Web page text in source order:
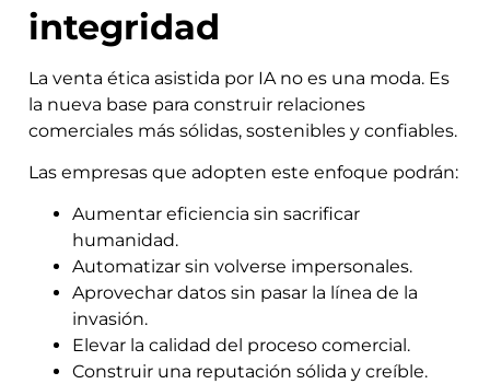
integridad
La venta ética asistida por IA no es una moda. Es
la nueva base para construir relaciones
comerciales más sólidas, sostenibles y confiables.
Las empresas que adopten este enfoque podrán:
Aumentar eficiencia sin sacrificar
humanidad.
Automatizar sin volverse impersonales.
Aprovechar datos sin pasar la línea de la
invasión.
Elevar la calidad del proceso comercial.
Construir una reputación sólida y creíble.